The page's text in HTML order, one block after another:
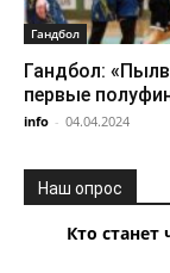
Гандбол
Гандбол:
первые
info - 04.04.2024
Наш опрос
Кто